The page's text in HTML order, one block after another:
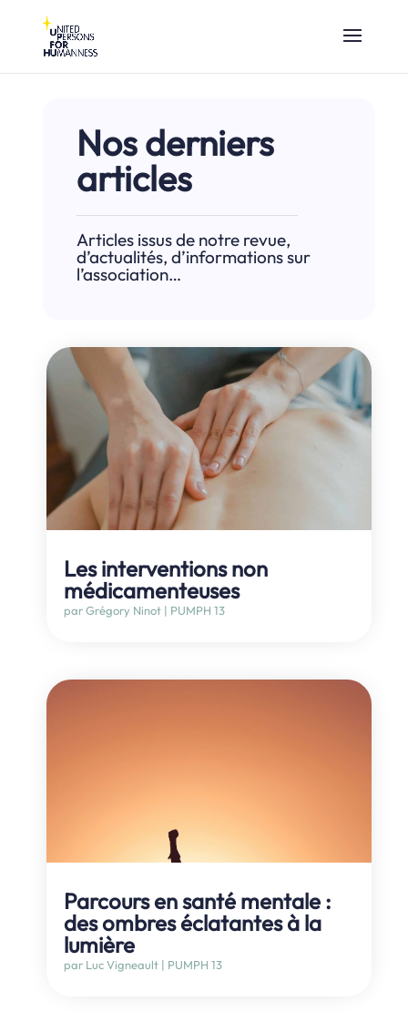
Nos derniers
articles
Articles issus de notre revue,
d’actualités, d’informations sur
l’association…
Les interventions non
médicamenteuses
parGrégory Ninot | PUMPH 13
Parcours en santé mentale :
des ombres éclatantes à la
lumière
par Luc Vigneault | PUMPH 13